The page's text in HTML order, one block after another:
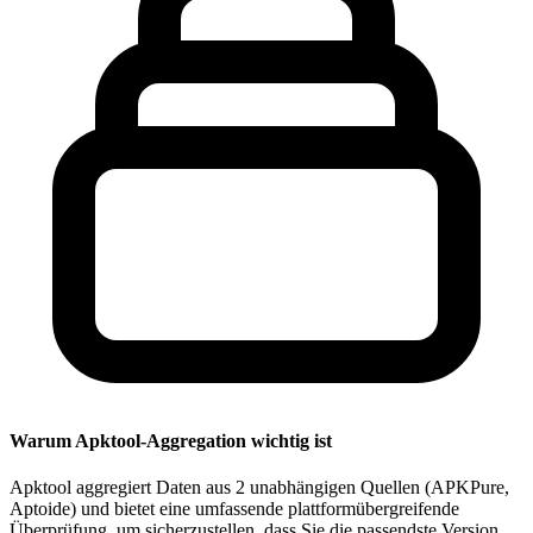
Warum Apktool-Aggregation wichtig ist
Apktool aggregiert Daten aus 2 unabhängigen Quellen (APKPure,
Aptoide) und bietet eine umfassende plattformübergreifende